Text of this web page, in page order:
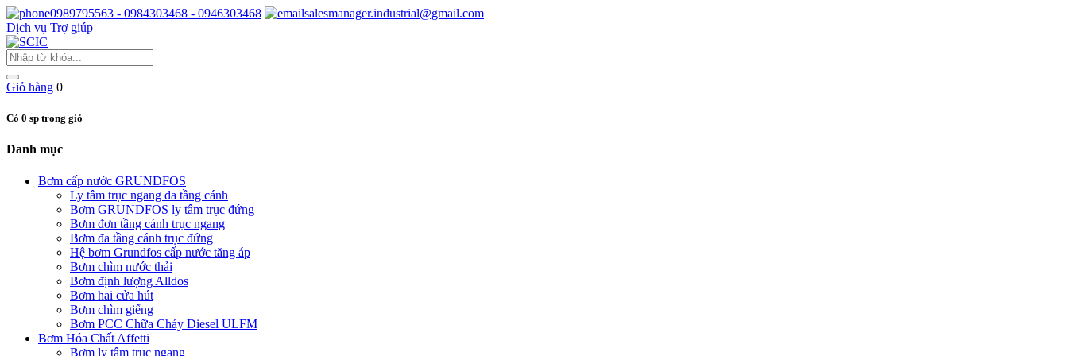
0989795563 - 0984303468 - 0946303468
salesmanager.industrial@gmail.com
Dịch vụ Trợ giúp
Giỏ hàng 0
Có 0 sp trong giỏ
Danh mục
Bơm cấp nước GRUNDFOS
Ly tâm trục ngang đa tầng cánh
Bơm GRUNDFOS ly tâm trục đứng
Bơm đơn tầng cánh trục ngang
Bơm đa tầng cánh trục đứng
Hệ bơm Grundfos cấp nước tăng áp
Bơm chìm nước thải
Bơm định lượng Alldos
Bơm hai cửa hút
Bơm chìm giếng
Bơm PCC Chữa Cháy Diesel ULFM
Bơm Hóa Chất Affetti
Bơm ly tâm trục ngang